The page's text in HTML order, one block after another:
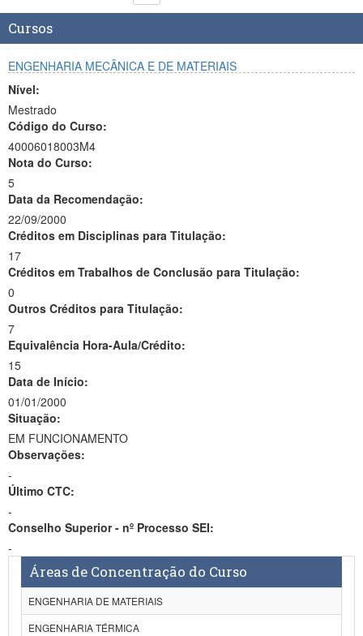
Cursos
ENGENHARIA MECÂNICA E DE MATERIAIS
Nível:
Mestrado
Código do Curso:
40006018003M4
Nota do Curso:
5
Data da Recomendação:
22/09/2000
Créditos em Disciplinas para Titulação:
17
Créditos em Trabalhos de Conclusão para Titulação:
0
Outros Créditos para Titulação:
7
Equivalência Hora-Aula/Crédito:
15
Data de Início:
01/01/2000
Situação:
EM FUNCIONAMENTO
Observações:
-
Último CTC:
-
Conselho Superior - nº Processo SEI:
-
Áreas de Concentração do Curso
ENGENHARIA DE MATERIAIS
ENGENHARIA TÉRMICA